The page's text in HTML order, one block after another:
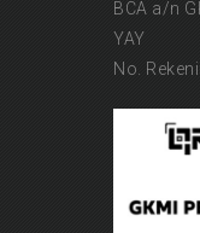
BCA a/n
YAY
No.